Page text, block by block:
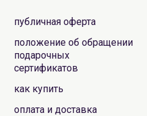
публичная оферта
положение об обращении
подарочных
сертификатов
как купить
оплата и доставка